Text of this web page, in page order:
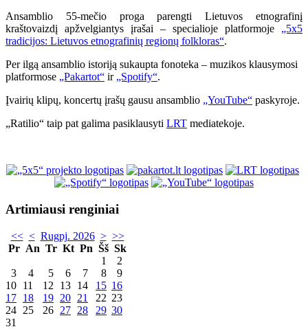
Ansamblio 55-mečio proga parengti Lietuvos etnografinį
kraštovaizdį apžvelgiantys įrašai – specialioje platformoje „5x5
tradicijos: Lietuvos etnografinių regionų folkloras“.
Per ilgą ansamblio istoriją sukaupta fonoteka – muzikos klausymosi
platformose „Pakartot“ ir „Spotify“.
Įvairių klipų, koncertų įrašų gausu ansamblio „YouTube“ paskyroje.
„Ratilio“ taip pat galima pasiklausyti LRT mediatekoje.
Artimiausi renginiai
<< < Rugpj. 2026 > >>
Pr An Tr Kt Pn Šš Sk
1
2
3
4 5 6 7 8
9
10 11 12 13 14 15 16
17 18 19 20 21 22 23
24 25 26 27 28 29 30
31